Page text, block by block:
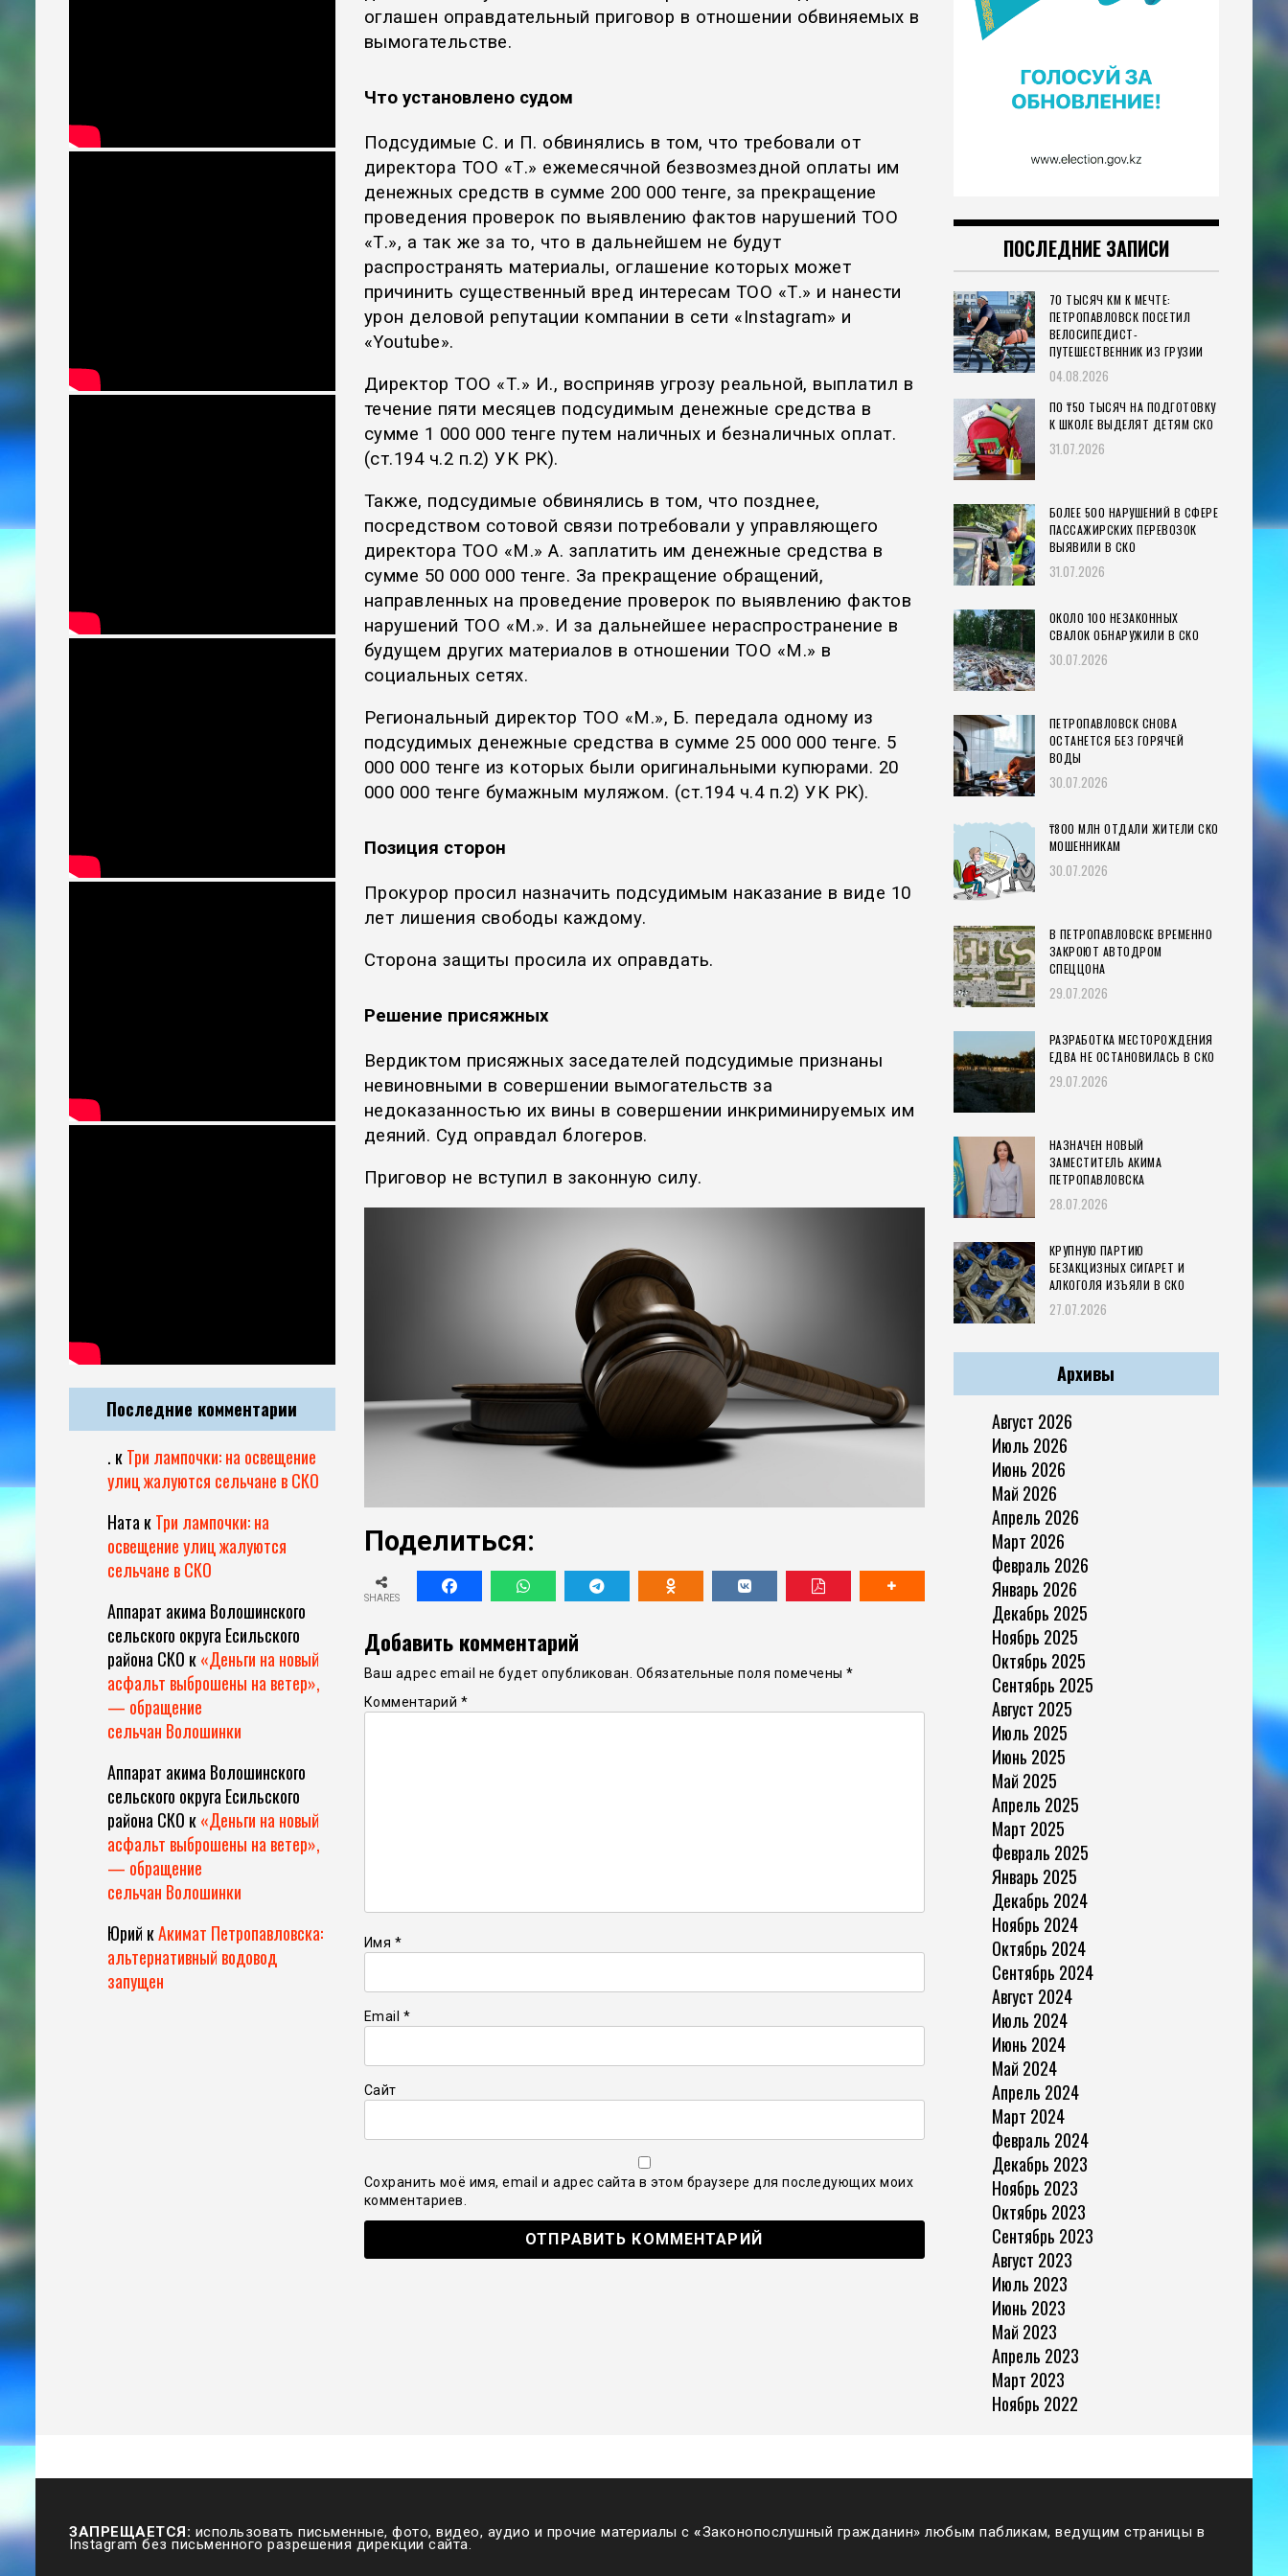
оглашен оправдательный приговор в отношении обвиняемых в
вымогательстве.
Что установлено судом
Подсудимые С. и П. обвинялись в том, что требовали от
директора ТОО «Т.» ежемесячной безвозмездной оплаты им
денежных средств в сумме 200 000 тенге, за прекращение
проведения проверок по выявлению фактов нарушений ТОО
«Т.», а так же за то, что в дальнейшем не будут
распространять материалы, оглашение которых может
причинить существенный вред интересам ТОО «Т.» и нанести
урон деловой репутации компании в сети «Instagram» и
«Youtube».
Директор ТОО «Т.» И., восприняв угрозу реальной, выплатил в
течение пяти месяцев подсудимым денежные средства в
сумме 1 000 000 тенге путем наличных и безналичных оплат.
(ст.194 ч.2 п.2) УК РК).
Также, подсудимые обвинялись в том, что позднее,
посредством сотовой связи потребовали у управляющего
директора ТОО «M.» А. заплатить им денежные средства в
сумме 50 000 000 тенге. За прекращение обращений,
направленных на проведение проверок по выявлению фактов
нарушений ТОО «M.». И за дальнейшее нераспространение в
будущем других материалов в отношении ТОО «M.» в
социальных сетях.
Региональный директор ТОО «M.», Б. передала одному из
подсудимых денежные средства в сумме 25 000 000 тенге. 5
000 000 тенге из которых были оригинальными купюрами. 20
000 000 тенге бумажным муляжом. (ст.194 ч.4 п.2) УК РК).
Позиция сторон
Прокурор просил назначить подсудимым наказание в виде 10
лет лишения свободы каждому.
Сторона защиты просила их оправдать.
Решение присяжных
Вердиктом присяжных заседателей подсудимые признаны
невиновными в совершении вымогательств за
недоказанностью их вины в совершении инкриминируемых им
деяний. Суд оправдал блогеров.
Приговор не вступил в законную силу.
Поделиться:
SHARES
Добавить комментарий
Ваш адрес email не будет опубликован. Обязательные поля помечены *
Комментарий *
Имя *
Email *
Сайт
Сохранить моё имя, email и адрес сайта в этом браузере для последующих моих
комментариев.
Последние комментарии
. кТри лампочки: на освещение
улиц жалуются сельчане в СКО
Ната кТри лампочки: на
освещение улиц жалуются
сельчане в СКО
Аппарат акима Волошинского
сельского округа Есильского
района СКО к«Деньги на новый
асфальт выброшены на ветер»,
— обращение
сельчан Волошинки
Аппарат акима Волошинского
сельского округа Есильского
района СКО к«Деньги на новый
асфальт выброшены на ветер»,
— обращение
сельчан Волошинки
Юрий кАкимат Петропавловска:
альтернативный водовод
запущен
ПОСЛЕДНИЕ ЗАПИСИ
70 ТЫСЯЧ КМ К МЕЧТЕ:
ПЕТРОПАВЛОВСК ПОСЕТИЛ
ВЕЛОСИПЕДИСТ-
ПУТЕШЕСТВЕННИК ИЗ ГРУЗИИ
04.08.2026
ПО ₸50 ТЫСЯЧ НА ПОДГОТОВКУ
К ШКОЛЕ ВЫДЕЛЯТ ДЕТЯМ СКО
31.07.2026
БОЛЕЕ 500 НАРУШЕНИЙ В СФЕРЕ
ПАССАЖИРСКИХ ПЕРЕВОЗОК
ВЫЯВИЛИ В СКО
31.07.2026
ОКОЛО 100 НЕЗАКОННЫХ
СВАЛОК ОБНАРУЖИЛИ В СКО
30.07.2026
ПЕТРОПАВЛОВСК СНОВА
ОСТАНЕТСЯ БЕЗ ГОРЯЧЕЙ
ВОДЫ
30.07.2026
₸800 МЛН ОТДАЛИ ЖИТЕЛИ СКО
МОШЕННИКАМ
30.07.2026
В ПЕТРОПАВЛОВСКЕ ВРЕМЕННО
ЗАКРОЮТ АВТОДРОМ
СПЕЦЦОНА
29.07.2026
РАЗРАБОТКА МЕСТОРОЖДЕНИЯ
ЕДВА НЕ ОСТАНОВИЛАСЬ В СКО
29.07.2026
НАЗНАЧЕН НОВЫЙ
ЗАМЕСТИТЕЛЬ АКИМА
ПЕТРОПАВЛОВСКА
28.07.2026
КРУПНУЮ ПАРТИЮ
БЕЗАКЦИЗНЫХ СИГАРЕТ И
АЛКОГОЛЯ ИЗЪЯЛИ В СКО
27.07.2026
Архивы
Август 2026
Июль 2026
Июнь 2026
Май 2026
Апрель 2026
Март 2026
Февраль 2026
Январь 2026
Декабрь 2025
Ноябрь 2025
Октябрь 2025
Сентябрь 2025
Август 2025
Июль 2025
Июнь 2025
Май 2025
Апрель 2025
Март 2025
Февраль 2025
Январь 2025
Декабрь 2024
Ноябрь 2024
Октябрь 2024
Сентябрь 2024
Август 2024
Июль 2024
Июнь 2024
Май 2024
Апрель 2024
Март 2024
Февраль 2024
Декабрь 2023
Ноябрь 2023
Октябрь 2023
Сентябрь 2023
Август 2023
Июль 2023
Июнь 2023
Май 2023
Апрель 2023
Март 2023
Ноябрь 2022
ЗАПРЕЩАЕТСЯ: использовать письменные, фото, видео, аудио и прочие материалы с «Законопослушный гражданин» любым пабликам, ведущим страницы в
Instagram без письменного разрешения дирекции сайта.